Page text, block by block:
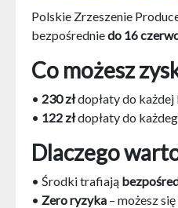
Polskie Zrzeszenie
bezpośredniedo 16
Co możesz
• 230 złdopłaty do
• 122 złdopłaty do
Dlaczego
• Środki trafiają
• Zero ryzyka – możesz